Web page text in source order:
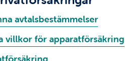
avtalsbestämmelser
villkor för apparatförsäkring